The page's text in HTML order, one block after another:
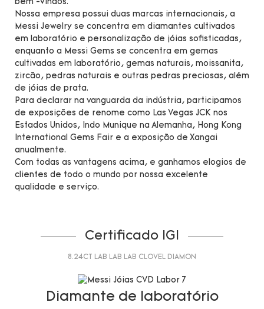
bem -vindos.
Nossa empresa possui duas marcas internacionais, a
Messi Jewelry se concentra em diamantes cultivados
em laboratório e personalização de jóias sofisticadas,
enquanto a Messi Gems se concentra em gemas
cultivadas em laboratório, gemas naturais, moissanita,
zircão, pedras naturais e outras pedras preciosas, além
de jóias de prata.
Para declarar na vanguarda da indústria, participamos
de exposições de renome como Las Vegas JCK nos
Estados Unidos, Indo Munique na Alemanha, Hong Kong
International Gems Fair e a exposição de Xangai
anualmente.
Com todas as vantagens acima, e ganhamos elogios de
clientes de todo o mundo por nossa excelente
qualidade e serviço.
Certificado IGI
8.24CT LAB LAB LAB CLOVEL DIAMON
Diamante de laboratório